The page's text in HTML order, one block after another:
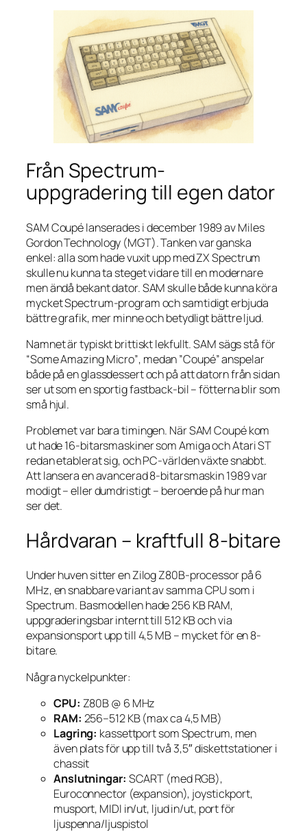
Från Spectrum-
uppgradering till egen dator
SAM Coupé lanserades i december 1989 av Miles
Gordon Technology (MGT). Tanken var ganska
enkel: alla som hade vuxit upp med ZX Spectrum
skulle nu kunna ta steget vidare till en modernare
men ändå bekant dator. SAM skulle både kunna köra
mycket Spectrum-program och samtidigt erbjuda
bättre grafik, mer minne och betydligt bättre ljud.
Namnet är typiskt brittiskt lekfullt. SAM sägs stå för
“Some Amazing Micro”, medan ”Coupé” anspelar
både på en glassdessert och på att datorn från sidan
ser ut som en sportig fastback-bil – fötterna blir som
små hjul.
Problemet var bara timingen. När SAM Coupé kom
ut hade 16-bitarsmaskiner som Amiga och Atari ST
redan etablerat sig, och PC-världen växte snabbt.
Att lansera en avancerad 8-bitarsmaskin 1989 var
modigt – eller dumdristigt – beroende på hur man
ser det.
Hårdvaran – kraftfull 8-bitare
Under huven sitter en Zilog Z80B-processor på 6
MHz, en snabbare variant av samma CPU som i
Spectrum. Basmodellen hade 256 KB RAM,
uppgraderingsbar internt till 512 KB och via
expansionsport upp till 4,5 MB – mycket för en 8-
bitare.
Några nyckelpunkter:
CPU: Z80B @ 6 MHz
RAM: 256–512 KB (max ca 4,5 MB)
Lagring: kassettport som Spectrum, men
även plats för upp till två 3,5″ diskettstationer i
chassit
Anslutningar: SCART (med RGB),
Euroconnector (expansion), joystickport,
musport, MIDI in/ut, ljud in/ut, port för
ljuspenna/ljuspistol